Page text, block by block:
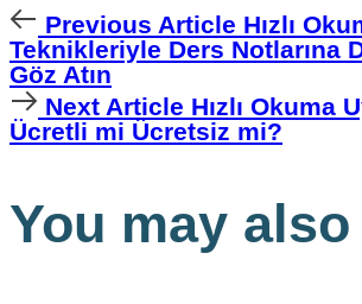
Previous
Article
Previous Article Hızlı
Teknikleriyle Ders Notlarına
Göz Atın
Next
Article
Next Article Hızlı Okuma
Ücretli mi Ücretsiz mi?
You may